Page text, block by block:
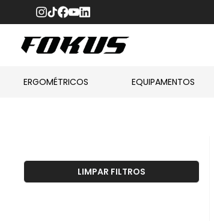
ERGOMÉTRICOS EQUIPAMENTOS
LIMPAR FILTROS